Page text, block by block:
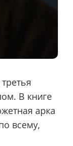
В книге
арка
всему,